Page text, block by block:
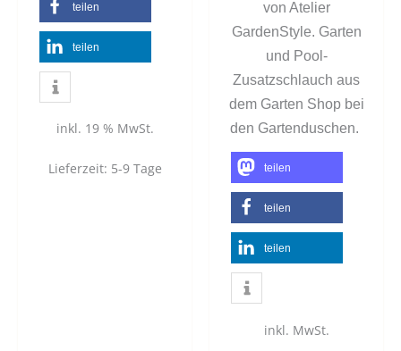
teilen
teilen
inkl. 19 % MwSt.
Lieferzeit: 5-9 Tage
von Atelier
GardenStyle. Garten
und Pool-
Zusatzschlauch aus
dem Garten Shop bei
den Gartenduschen.
teilen
teilen
teilen
inkl. MwSt.